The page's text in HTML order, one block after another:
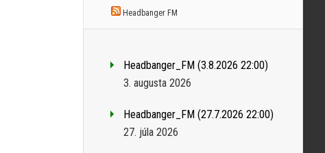
Headbanger FM
Headbanger_FM (3.8.2026 22:00)
3. augusta 2026
Headbanger_FM (27.7.2026 22:00)
27. júla 2026